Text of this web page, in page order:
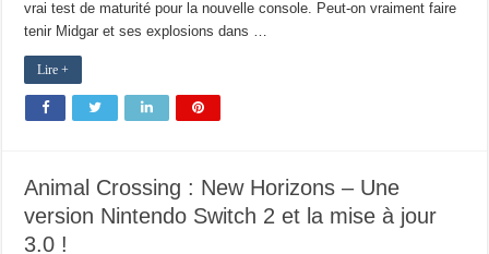
vrai test de maturité pour la nouvelle console. Peut-on vraiment faire
tenir Midgar et ses explosions dans …
Lire +
Animal Crossing : New Horizons – Une
version Nintendo Switch 2 et la mise à jour
3.0 !